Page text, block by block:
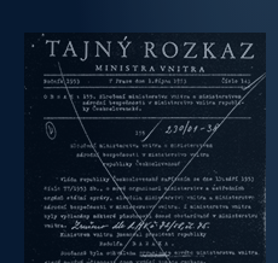
zobrazit PDF dokument